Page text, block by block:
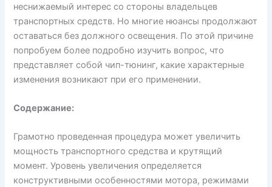
неснижаемый интерес со стороны владельцев
транспортных средств. Но многие нюансы продолжают
оставаться без должного освещения. По этой причине
попробуем более подробно изучить вопрос, что
представляет собой чип-тюнинг, какие характерные
изменения возникают при его применении.
Содержание:
Грамотно проведенная процедура может увеличить
мощность транспортного средства и крутящий
момент. Уровень увеличения определяется
конструктивными особенностями мотора, режимами